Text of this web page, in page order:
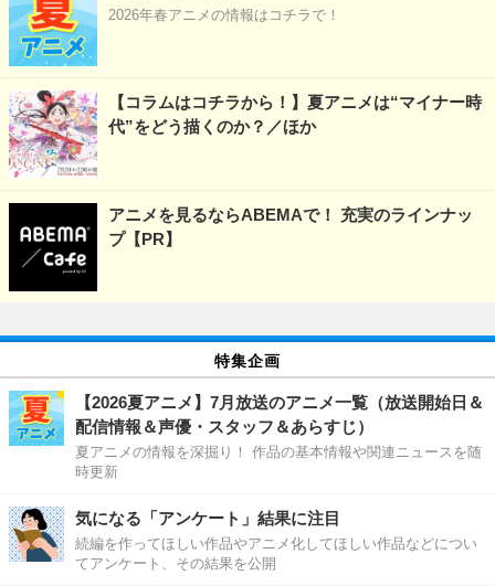
2026年春アニメの情報はコチラで！
【コラムはコチラから！】夏アニメは“マイナー時
代”をどう描くのか？／ほか
アニメを見るならABEMAで！ 充実のラインナッ
プ【PR】
特集企画
【2026夏アニメ】7月放送のアニメ一覧（放送開始日＆
配信情報＆声優・スタッフ＆あらすじ）
夏アニメの情報を深掘り！ 作品の基本情報や関連ニュースを随
時更新
気になる「アンケート」結果に注目
続編を作ってほしい作品やアニメ化してほしい作品などについ
てアンケート、その結果を公開